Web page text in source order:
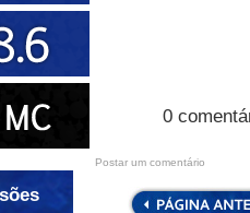
0
Postar um comentário